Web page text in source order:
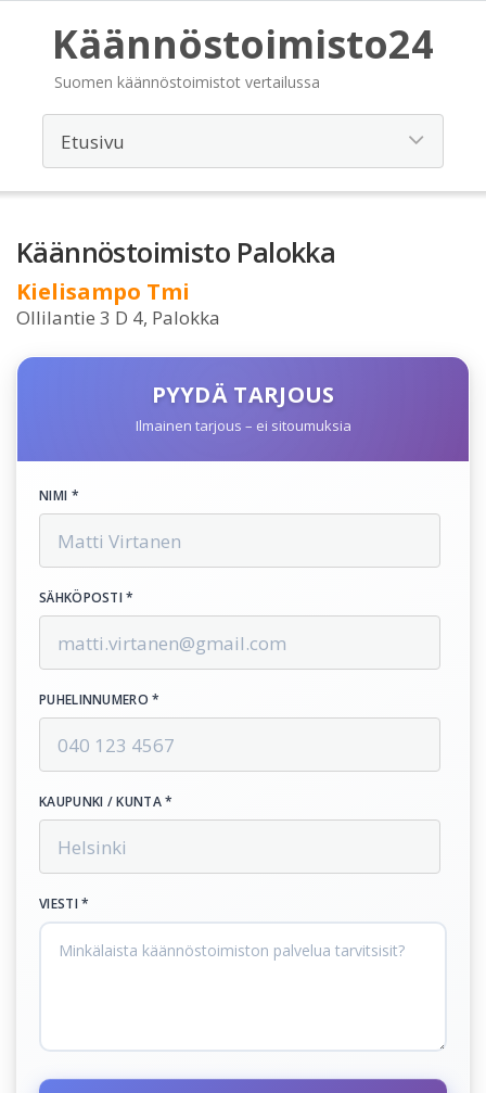
Käännöstoimisto24
Suomen käännöstoimistot vertailussa
Käännöstoimisto Palokka
Kielisampo Tmi
Ollilantie 3 D 4, Palokka
PYYDÄ TARJOUS
Ilmainen tarjous – ei sitoumuksia
NIMI *
SÄHKÖPOSTI *
PUHELINNUMERO *
KAUPUNKI / KUNTA *
VIESTI *